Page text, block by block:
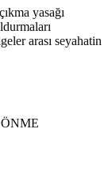
yasağı
arası seyahatin